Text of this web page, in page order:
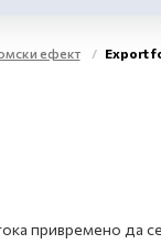
ефект Export
привремено да